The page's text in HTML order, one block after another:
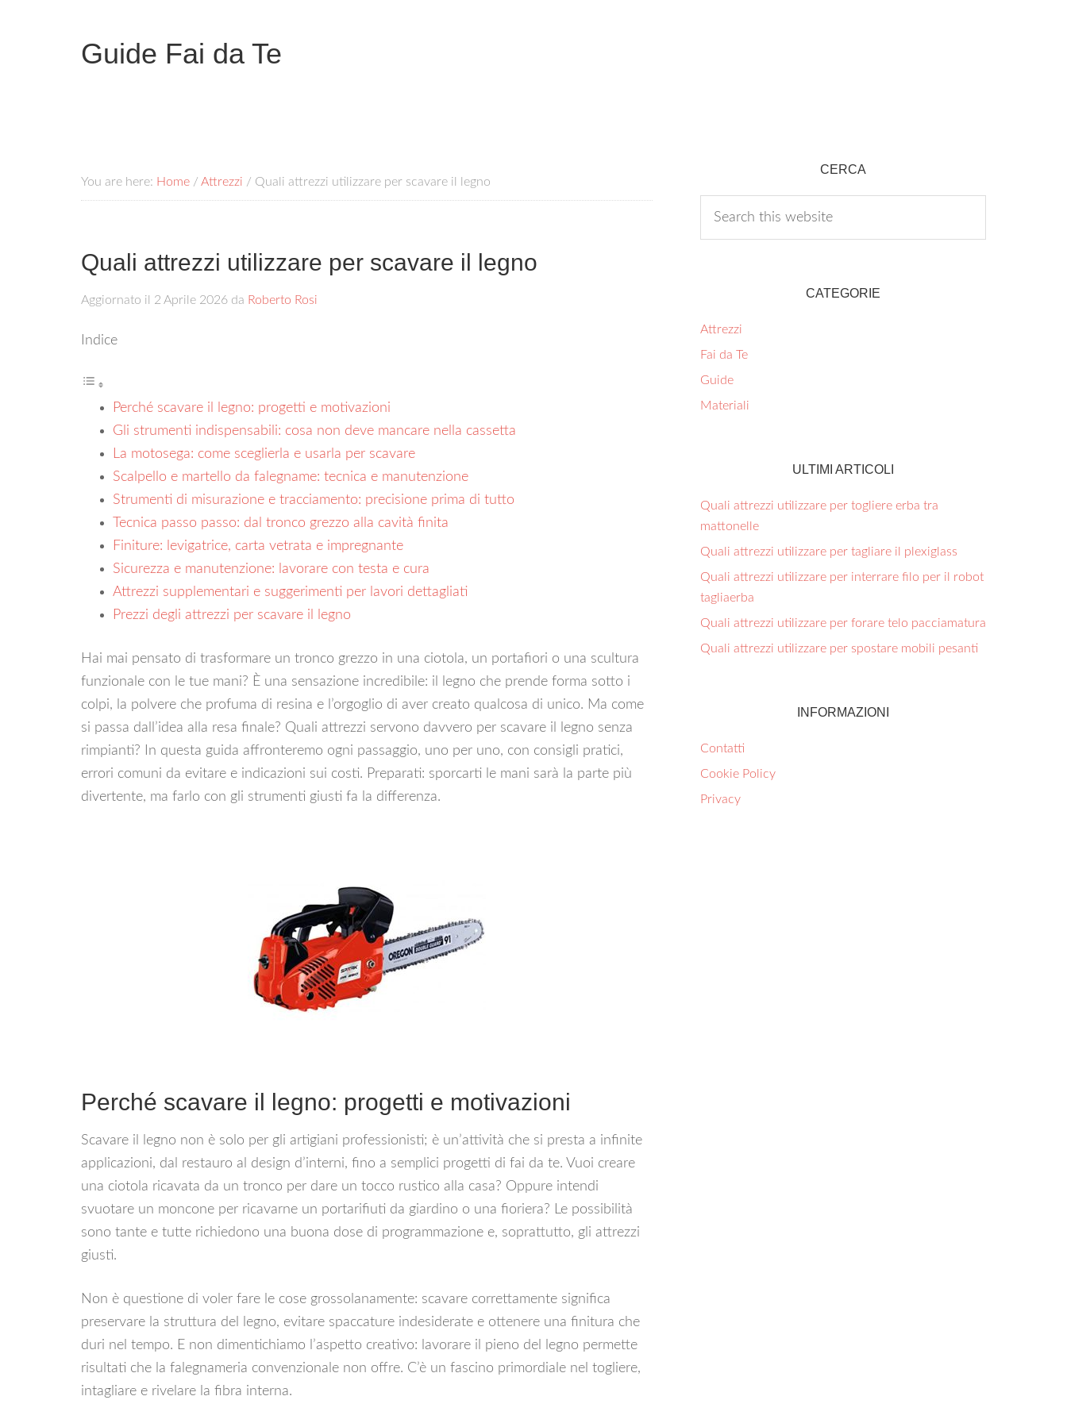
Guide Fai da Te
You are here: Home / Attrezzi / Quali attrezzi utilizzare per scavare il legno​
Quali attrezzi utilizzare per scavare il legno​
Aggiornato il 2 Aprile 2026 da Roberto Rosi
Indice
Perché scavare il legno: progetti e motivazioni
Gli strumenti indispensabili: cosa non deve mancare nella cassetta
La motosega: come sceglierla e usarla per scavare
Scalpello e martello da falegname: tecnica e manutenzione
Strumenti di misurazione e tracciamento: precisione prima di tutto
Tecnica passo passo: dal tronco grezzo alla cavità finita
Finiture: levigatrice, carta vetrata e impregnante
Sicurezza e manutenzione: lavorare con testa e cura
Attrezzi supplementari e suggerimenti per lavori dettagliati
Prezzi degli attrezzi per scavare il legno​
Hai mai pensato di trasformare un tronco grezzo in una ciotola, un portafiori o una scultura
funzionale con le tue mani? È una sensazione incredibile: il legno che prende forma sotto i
colpi, la polvere che profuma di resina e l’orgoglio di aver creato qualcosa di unico. Ma come
si passa dall’idea alla resa finale? Quali attrezzi servono davvero per scavare il legno senza
rimpianti? In questa guida affronteremo ogni passaggio, uno per uno, con consigli pratici,
errori comuni da evitare e indicazioni sui costi. Preparati: sporcarti le mani sarà la parte più
divertente, ma farlo con gli strumenti giusti fa la differenza.
Perché scavare il legno: progetti e motivazioni
Scavare il legno non è solo per gli artigiani professionisti; è un’attività che si presta a infinite
applicazioni, dal restauro al design d’interni, fino a semplici progetti di fai da te. Vuoi creare
una ciotola ricavata da un tronco per dare un tocco rustico alla casa? Oppure intendi
svuotare un moncone per ricavarne un portarifiuti da giardino o una fioriera? Le possibilità
sono tante e tutte richiedono una buona dose di programmazione e, soprattutto, gli attrezzi
giusti.
Non è questione di voler fare le cose grossolanamente: scavare correttamente significa
preservare la struttura del legno, evitare spaccature indesiderate e ottenere una finitura che
duri nel tempo. E non dimentichiamo l’aspetto creativo: lavorare il pieno del legno permette
risultati che la falegnameria convenzionale non offre. C’è un fascino primordiale nel togliere,
intagliare e rivelare la fibra interna.
CERCA
CATEGORIE
Attrezzi
Fai da Te
Guide
Materiali
ULTIMI ARTICOLI
Quali attrezzi utilizzare per togliere erba tra
mattonelle​
Quali attrezzi utilizzare per tagliare il plexiglass​
Quali attrezzi utilizzare per interrare filo per il robot
tagliaerba​
Quali attrezzi utilizzare per forare telo pacciamatura​
Quali attrezzi utilizzare per spostare mobili pesanti​
INFORMAZIONI
Contatti
Cookie Policy
Privacy